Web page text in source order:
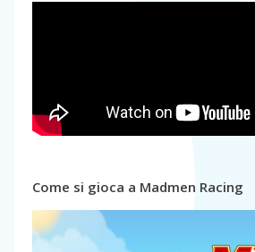
Come si gioca a Madmen Racing